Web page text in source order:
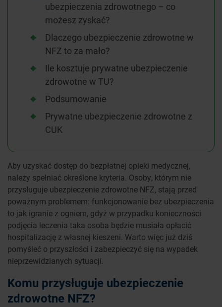
ubezpieczenia zdrowotnego – co
możesz zyskać?
Dlaczego ubezpieczenie zdrowotne w
NFZ to za mało?
Ile kosztuje prywatne ubezpieczenie
zdrowotne w TU?
Podsumowanie
Prywatne ubezpieczenie zdrowotne z
CUK
Aby uzyskać dostęp do bezpłatnej opieki medycznej,
należy spełniać określone kryteria. Osoby, którym nie
przysługuje ubezpieczenie zdrowotne NFZ, stają przed
poważnym problemem: funkcjonowanie bez ubezpieczenia
to jak igranie z ogniem, gdyż w przypadku konieczności
podjęcia leczenia taka osoba będzie musiała opłacić
hospitalizację z własnej kieszeni. Warto więc już dziś
pomyśleć o przyszłości i zabezpieczyć się na wypadek
nieprzewidzianych sytuacji.
Komu przysługuje ubezpieczenie
zdrowotne NFZ?